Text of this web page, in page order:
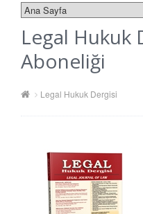
Legal Hukuk
Aboneliği
Legal Hukuk Dergisi